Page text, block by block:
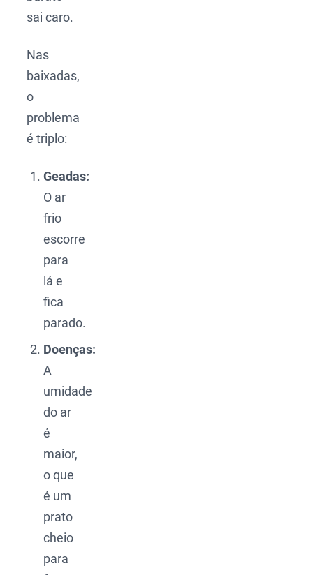
sai caro.
Nas
baixadas,
o
problema
é triplo:
Geadas:
O ar
frio
escorre
para
lá e
fica
parado.
Doenças:
A
umidade
do ar
é
maior,
o que
é um
prato
cheio
para